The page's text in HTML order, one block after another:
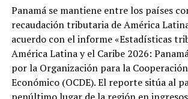
Panamá se mantiene entre los países
recaudación tributaria de América
acuerdo con el informe «Estadísticas
América Latina y el Caribe 2026:
por la Organización para la
Económico (OCDE). El reporte sitúa al